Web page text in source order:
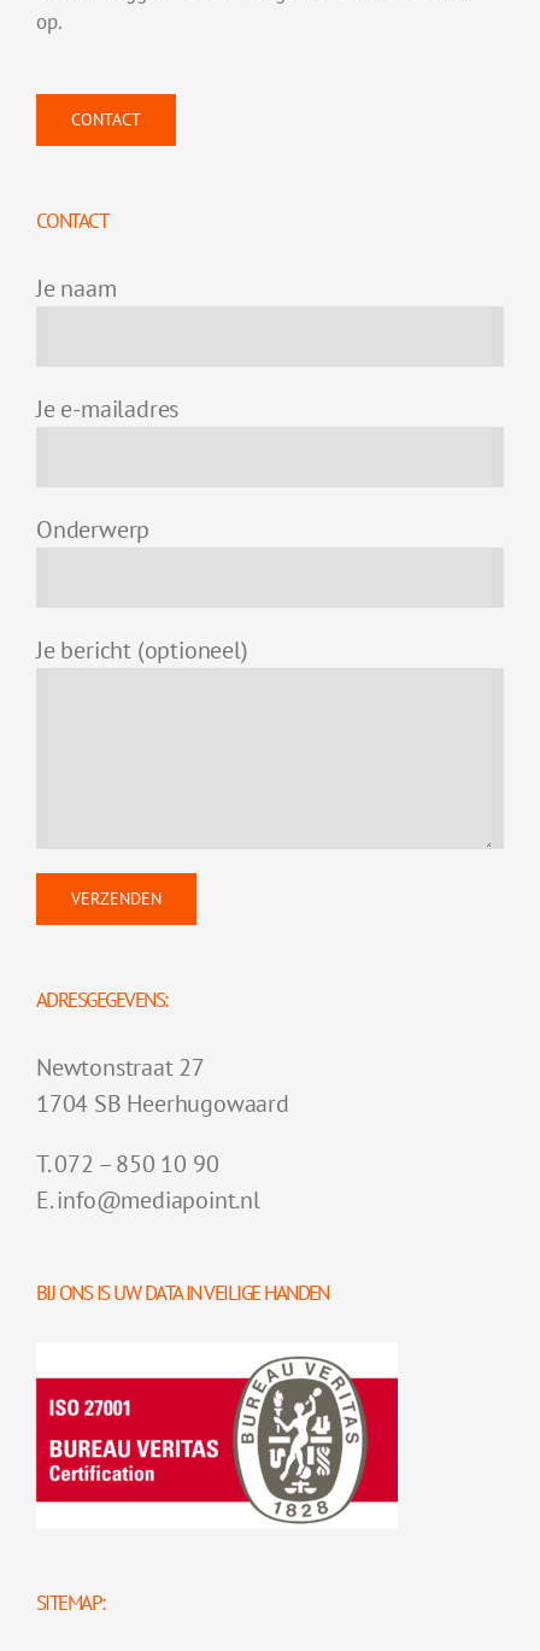
op.
CONTACT
CONTACT
Je naam
Je e-mailadres
Onderwerp
Je bericht (optioneel)
ADRESGEGEVENS:
Newtonstraat 27
1704 SB Heerhugowaard
T. 072 – 850 10 90
E. info@mediapoint.nl
BIJ ONS IS UW DATA IN VEILIGE HANDEN
SITEMAP: